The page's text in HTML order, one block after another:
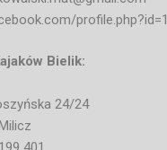
Bielik:
24/24